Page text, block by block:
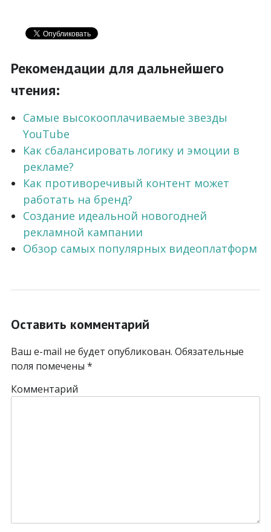
Рекомендации для дальнейшего
чтения:
Самые высокооплачиваемые звезды
YouTube
Как сбалансировать логику и эмоции в
рекламе?
Как противоречивый контент может
работать на бренд?
Создание идеальной новогодней
рекламной кампании
Обзор самых популярных видеоплатформ
Оставить комментарий
Ваш e-mail не будет опубликован. Обязательные
поля помечены *
Комментарий